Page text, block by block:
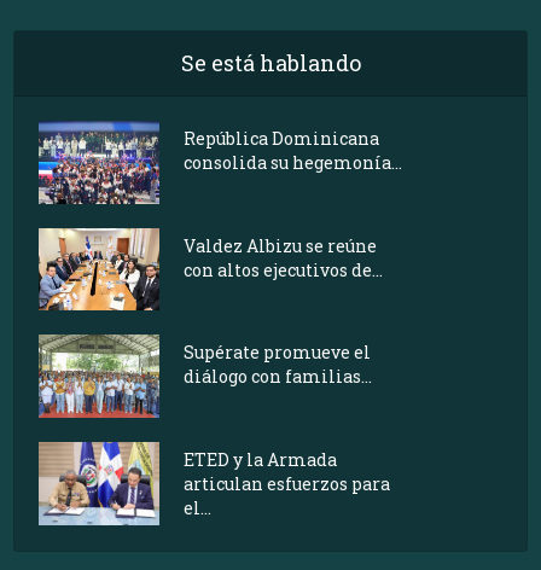
Se está hablando
República Dominicana
consolida su hegemonía...
Valdez Albizu se reúne
con altos ejecutivos de...
Supérate promueve el
diálogo con familias...
ETED y la Armada
articulan esfuerzos para
el...